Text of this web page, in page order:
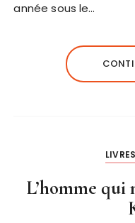
année sous le…
LIVRES
L’homme qui